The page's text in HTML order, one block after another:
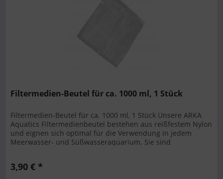
Filtermedien-Beutel für ca. 1000 ml, 1 Stück
Filtermedien-Beutel für ca. 1000 ml, 1 Stück Unsere ARKA
Aquatics Filtermedienbeutel bestehen aus reißfestem Nylon
und eignen sich optimal für die Verwendung in jedem
Meerwasser- und Süßwasseraquarium. Sie sind
3,90 € *